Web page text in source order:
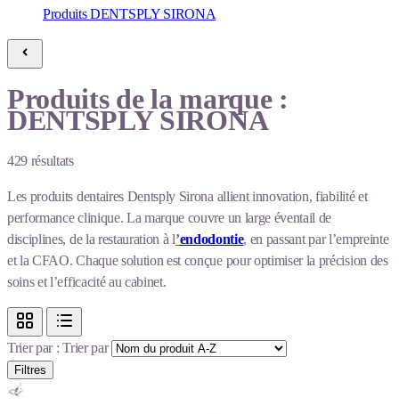
Produits DENTSPLY SIRONA
Produits de la marque :
DENTSPLY SIRONA
429 résultats
Les produits dentaires Dentsply Sirona allient innovation, fiabilité et
performance clinique. La marque couvre un large éventail de
disciplines, de la restauration à l’endodontie, en passant par l’empreinte
et la CFAO. Chaque solution est conçue pour optimiser la précision des
soins et l’efficacité au cabinet.
Trier par :Trier par
Filtres